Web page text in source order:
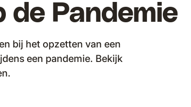
de Pandemie
bij het opzetten van een
een pandemie. Bekijk